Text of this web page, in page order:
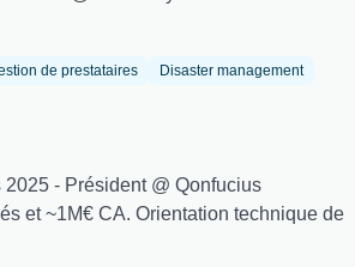
de prestataires
Disaster management
2025 - Président @ Qonfucius
et ~1M€ CA. Orientation technique de